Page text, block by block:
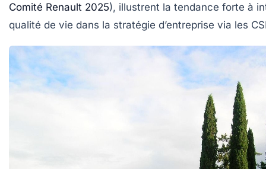
Comité Renault 2025), illustrent la tendance forte à
qualité de vie dans la stratégie d’entreprise via les